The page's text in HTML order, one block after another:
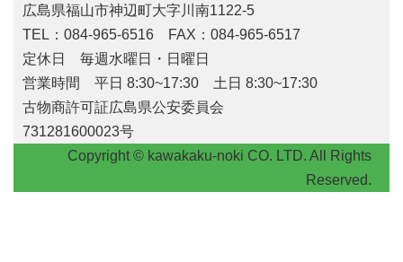
広島県福山市神辺町大字川南1122-5
TEL：084-965-6516 FAX：084-965-6517
定休日 毎週水曜日・日曜日
営業時間 平日 8:30~17:30 土日 8:30~17:30
古物商許可証広島県公安委員会
731281600023号
Copyright © kawakaku-noki CO. LTD. All Rights
Reserved.